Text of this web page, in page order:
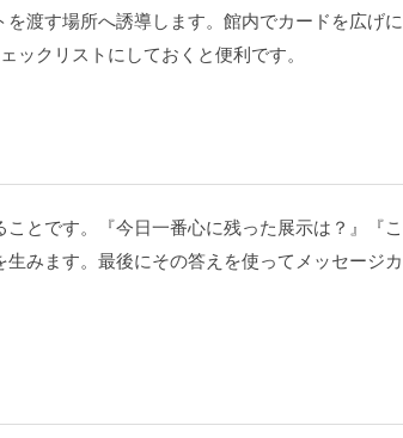
渡す場所へ誘導します。館内でカードを広げに
ックリストにしておくと便利です。
とです。『今日一番心に残った展示は？』『こ
みます。最後にその答えを使ってメッセージカ